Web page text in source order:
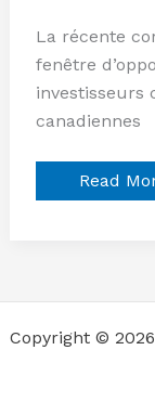
La récente
fenêtre
investisseurs
canadiennes
Read
Copyright ©